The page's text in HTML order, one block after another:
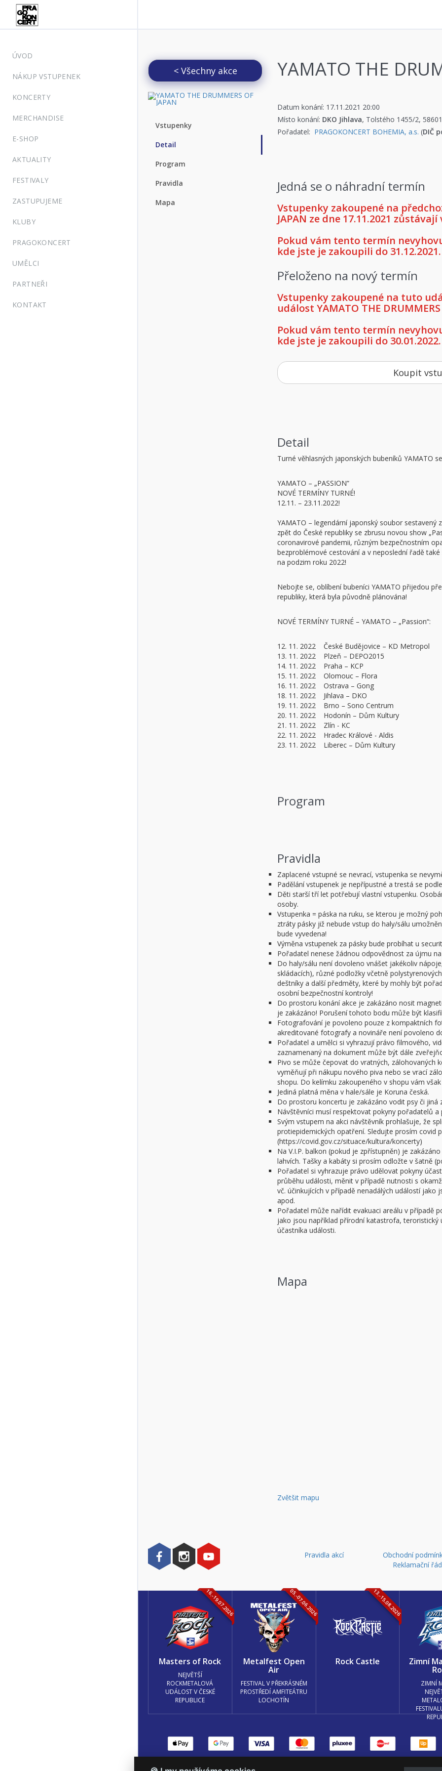
ÚVOD
NÁKUP VSTUPENEK
KONCERTY
MERCHANDISE
E-SHOP
AKTUALITY
FESTIVALY
ZASTUPUJEME
KLUBY
PRAGOKONCERT
UMĚLCI
PARTNEŘI
KONTAKT
< Všechny akce
Vstupenky
Detail
Program
Pravidla
Mapa
YAMATO THE
Datum konání: 17.11.2021 20:00
Místo konání: DKO Jihlava, Tolstého 1455/2,
Pořadatel: PRAGOKONCERT BOHEMIA, a.s. (DIČ
Jedná se o náhradní termín
Vstupenky zakoupené na
JAPAN ze dne 17.11.2021
Pokud vám tento termín
kde jste je zakoupili do 31.12.2021.
Přeloženo na nový termín
Vstupenky zakoupené na tuto
událost YAMATO THE
Pokud vám tento termín
kde jste je zakoupili do 30.01.2022.
Koupit
Detail
Turné věhlasných japonských bubeníků YAMATO
YAMATO – „PASSION“
NOVÉ TERMÍNY TURNÉ!
12.11. – 23.11.2022!
YAMATO – legendární japonský soubor
zpět do České republiky se zbrusu novou show
coronavirové pandemii, různým bezpečnostním
bezproblémové cestování a v neposlední řadě
na podzim roku 2022!
Nebojte se, oblíbení bubeníci YAMATO přijedou
republiky, která byla původně plánována!
NOVÉ TERMÍNY TURNÉ – YAMATO – „Passion“:
12. 11. 2022 České Budějovice – KD Metropol
13. 11. 2022 Plzeň – DEPO2015
14. 11. 2022 Praha – KCP
15. 11. 2022 Olomouc – Flora
16. 11. 2022 Ostrava – Gong
18. 11. 2022 Jihlava – DKO
19. 11. 2022 Brno – Sono Centrum
20. 11. 2022 Hodonín – Dům Kultury
21. 11. 2022 Zlín - KC
22. 11. 2022 Hradec Králové - Aldis
23. 11. 2022 Liberec – Dům Kultury
Program
Pravidla
Zaplacené vstupné se nevrací, vstupenka se
Padělání vstupenek je nepřípustné a trestá se
Děti starší tří let potřebují vlastní vstupenku.
osoby.
Vstupenka = páska na ruku, se kterou je možný
ztráty pásky již nebude vstup do haly/sálu
bude vyvedena!
Výměna vstupenek za pásky bude probíhat u
Pořadatel nenese žádnou odpovědnost za újmu
Do haly/sálu není dovoleno vnášet jakékoliv
skládacích), různé podložky včetně
deštníky a další předměty, které by mohly být
osobní bezpečnostní kontroly!
Do prostoru konání akce je zakázáno nosit
je zakázáno! Porušení tohoto bodu může být
Fotografování je povoleno pouze z kompaktních
akreditované fotografy a novináře není povoleno
Pořadatel a umělci si vyhrazují právo filmového,
zaznamenaný na dokument může být dále
Pivo se může čepovat do vratných, zálohovaných
vyměňují při nákupu nového piva nebo se vrací
shopu. Do kelímku zakoupeného v shopu vám
Jediná platná měna v hale/sále je Koruna česká.
Do prostoru koncertu je zakázáno vodit psy či jiná
Návštěvníci musí respektovat pokyny pořadatelů a
Svým vstupem na akci návštěvník prohlašuje, že
protiepidemických opatření. Sledujte prosím covid
(https://covid.gov.cz/situace/kultura/koncerty)
Na V.I.P. balkon (pokud je zpřístupněn) je
lahvích. Tašky a kabáty si prosím odložte v šatně
Pořadatel si vyhrazuje právo udělovat pokyny
průběhu události, měnit v případě nutnosti s
vč. účinkujících v případě nenadálých událostí
apod.
Pořadatel může nařídit evakuaci areálu v případě
jako jsou například přírodní katastrofa,
účastníka události.
Mapa
Zvětšit mapu
Pravidla akcí
Obchodní
Reklamační řád
16.-19.07.2026
Masters of Rock
NEJVĚTŠÍ
ROCKMETALOVÁ
UDÁLOST V ČESKÉ
REPUBLICE
05.-07.06.2026
Metalfest Open
Air
FESTIVAL V PŘEKRÁSNÉM
PROSTŘEDÍ AMFITEÁTRU
LOCHOTÍN
13.-15.08.2026
Rock Castle Zimní
ZIMNÍ